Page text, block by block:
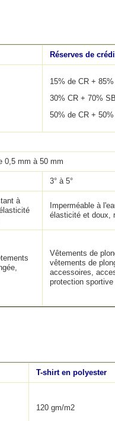
Réserves de
15% de CR +
30% CR + 70%
50% de CR +
0,5 mm à 50 mm
3° à 5°
à
Imperméable à
élasticité et doux,
Vêtements de
vêtements de
accessoires,
protection
T-shirt en polyester
120 gm/m2